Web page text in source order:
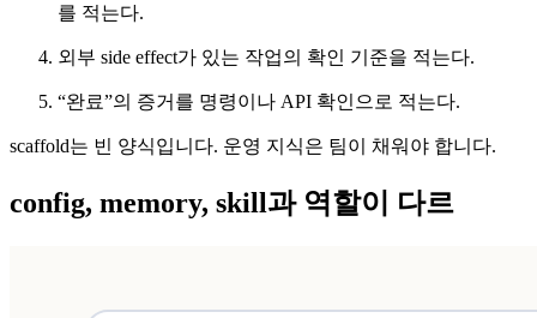
를 적는다.
외부 side effect가 있는 작업의 확인 기준을 적는다.
“완료”의 증거를 명령이나 API 확인으로 적는다.
scaffold는 빈 양식입니다. 운영 지식은 팀이 채워야 합니다.
config, memory, skill과 역할이 다르